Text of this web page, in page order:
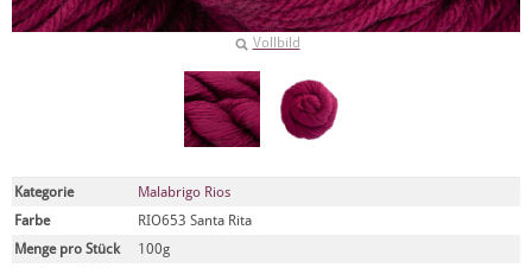
Vollbild
Kategorie
Malabrigo Rios
Farbe
RIO653 Santa Rita
Menge pro Stück
100g